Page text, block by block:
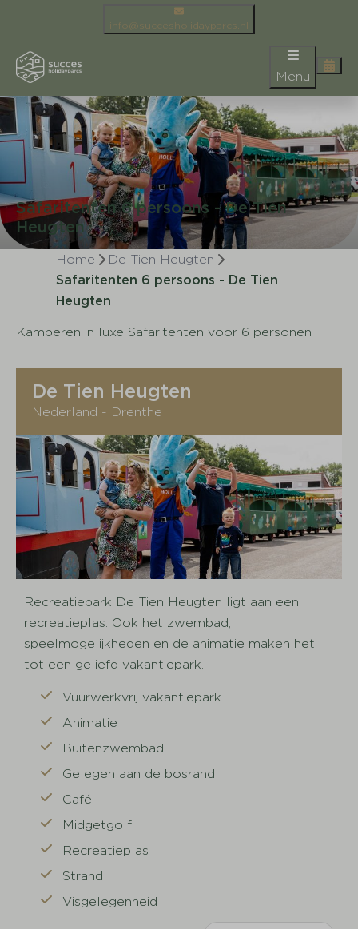
info@succesholidayparcs.nl
Menu
Safaritenten 6 persoons - De Tien
Heugten
Home
De Tien Heugten
Safaritenten 6 persoons - De Tien
Heugten
Kamperen in luxe Safaritenten voor 6 personen
De Tien Heugten
Nederland - Drenthe
Recreatiepark De Tien Heugten ligt aan een
recreatieplas. Ook het zwembad,
speelmogelijkheden en de animatie maken het
tot een geliefd vakantiepark.
Vuurwerkvrij vakantiepark
Animatie
Buitenzwembad
Gelegen aan de bosrand
Café
Midgetgolf
Recreatieplas
Strand
Visgelegenheid